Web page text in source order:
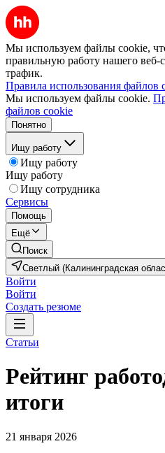
Мы используем файлы cookie,
правильную работу нашего веб-
трафик.
Правила использования файлов
Мы используем файлы cookie.
файлов cookie
Понятно
Ищу работу
Ищу работу
Ищу работу
Ищу сотрудника
Сервисы
Помощь
Ещё
Поиск
Светлый (Калининградская
Войти
Войти
Создать резюме
Статьи
Рейтинг
итоги
21 января 2026